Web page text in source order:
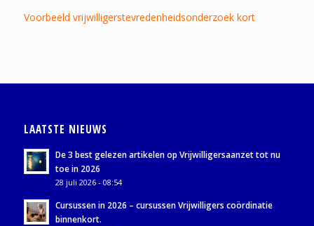
Voorbeeld vrijwilligerstevredenheidsonderzoek kort
LAATSTE NIEUWS
De 3 best gelezen artikelen op Vrijwilligersaanzet tot nu
toe in 2026
28 juli 2026 - 08:54
Cursussen in 2026 – cursussen Vrijwilligers coördinatie
binnenkort.